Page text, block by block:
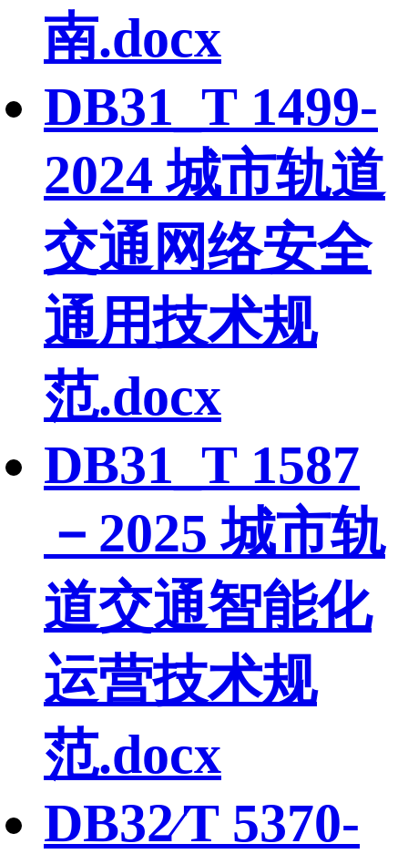
南.docx
DB31_T 1499-
2024 城市轨道
交通网络安全
通用技术规
范.docx
DB31_T 1587
－2025 城市轨
道交通智能化
运营技术规
范.docx
DB32∕T 5370-